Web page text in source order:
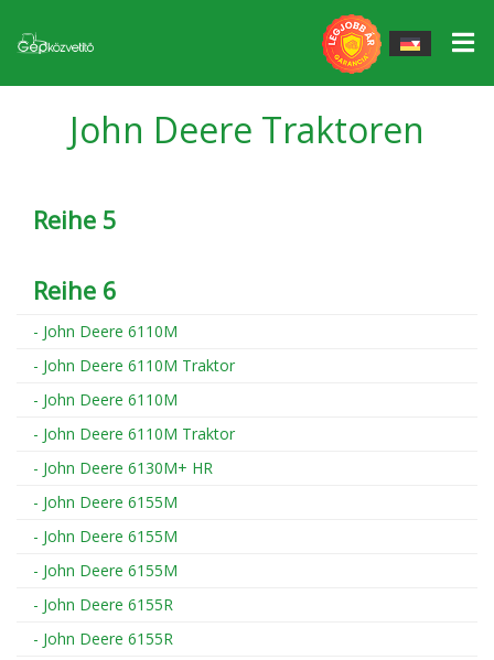
Arbeitsmittel ▼
GÜTTLER Bodenmaschinen
MÜTHING Mulchgeräte und Zerkleinerer
MORENI rotierende Balken
Quivogne Arbeitsgeräte
KERTITOX Sprühgeräte
Garantiertes Rückkaufprogramm
Unsere Dienstleistungen
Service
Finanzierung
John Deere Traktoren
Reihe 5
Reihe 6
- John Deere 6110M
- John Deere 6110M Traktor
- John Deere 6110M
- John Deere 6110M Traktor
- John Deere 6130M+ HR
- John Deere 6155M
- John Deere 6155M
- John Deere 6155M
- John Deere 6155R
- John Deere 6155R